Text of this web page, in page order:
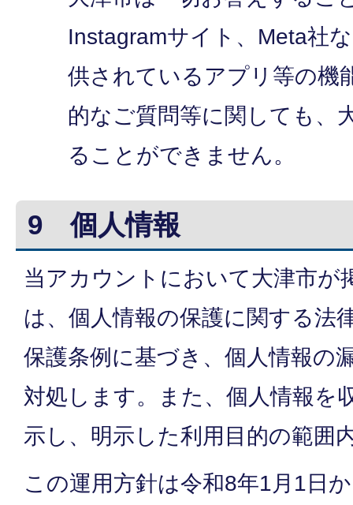
Instagramサイト、Meta社
供されているアプリ等の機
的なご質問等に関しても、
ることができません。
9 個人情報
当アカウントにおいて大津市が
は、個人情報の保護に関する法
保護条例に基づき、個人情報の
対処します。また、個人情報を
示し、明示した利用目的の範囲
この運用方針は令和8年1月1日